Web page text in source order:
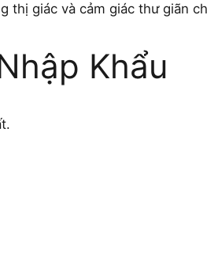
thị giác và cảm giác thư giãn
Khẩu